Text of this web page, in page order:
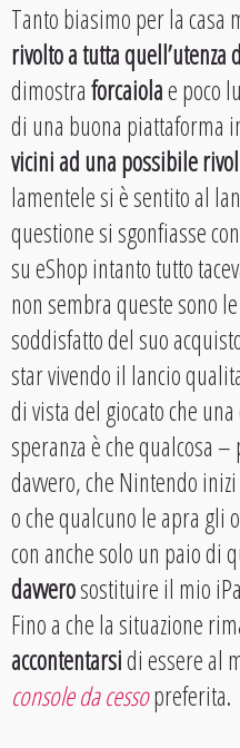
Tanto biasimo per la casa
rivolto a tutta quell’utenza
dimostraforcaiolae poco
di una buona piattaforma
vicini ad una possibile
lamentele si è sentito al
questione si sgonfiasse
su eShop intanto tutto
non sembra queste sono
soddisfatto del suo
star vivendo il lancio
di vista del giocato che
speranza è che qualcosa
davvero, che Nintendo
o che qualcuno le apra gli
con anche solo un paio di
davverosostituire il mio
Fino a che la situazione
accontentarsidi essere al
console da cessopreferita.